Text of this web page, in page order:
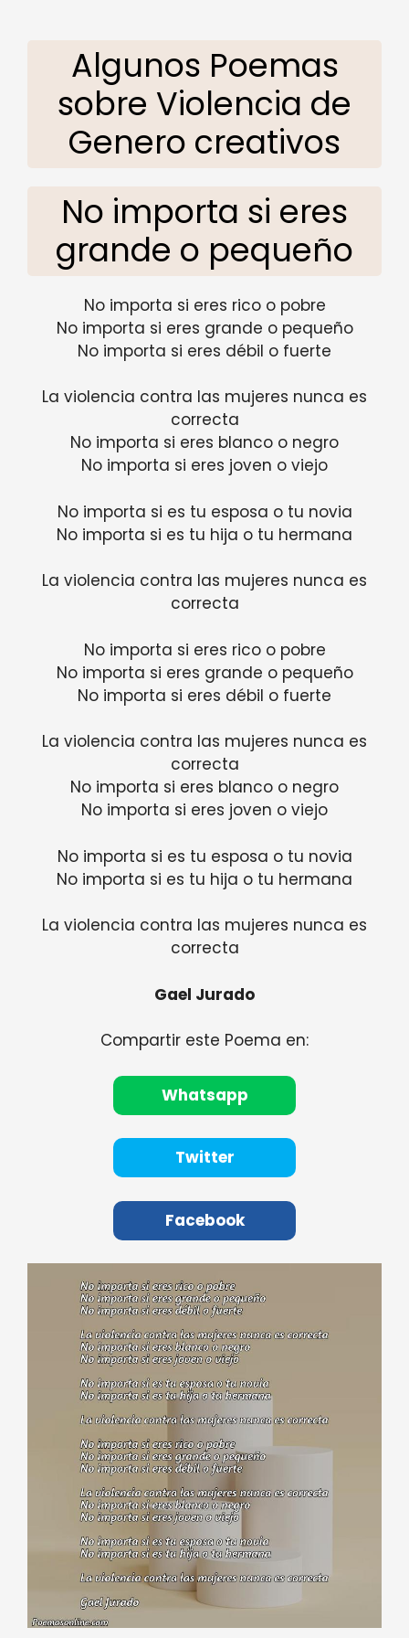
Algunos Poemas
sobre Violencia de
Genero creativos
No importa si eres
grande o pequeño
No importa si eres rico o pobre
No importa si eres grande o pequeño
No importa si eres débil o fuerte
La violencia contra las mujeres nunca es
correcta
No importa si eres blanco o negro
No importa si eres joven o viejo
No importa si es tu esposa o tu novia
No importa si es tu hija o tu hermana
La violencia contra las mujeres nunca es
correcta
No importa si eres rico o pobre
No importa si eres grande o pequeño
No importa si eres débil o fuerte
La violencia contra las mujeres nunca es
correcta
No importa si eres blanco o negro
No importa si eres joven o viejo
No importa si es tu esposa o tu novia
No importa si es tu hija o tu hermana
La violencia contra las mujeres nunca es
correcta
Gael Jurado
Compartir este Poema en:
Whatsapp
Twitter
Facebook